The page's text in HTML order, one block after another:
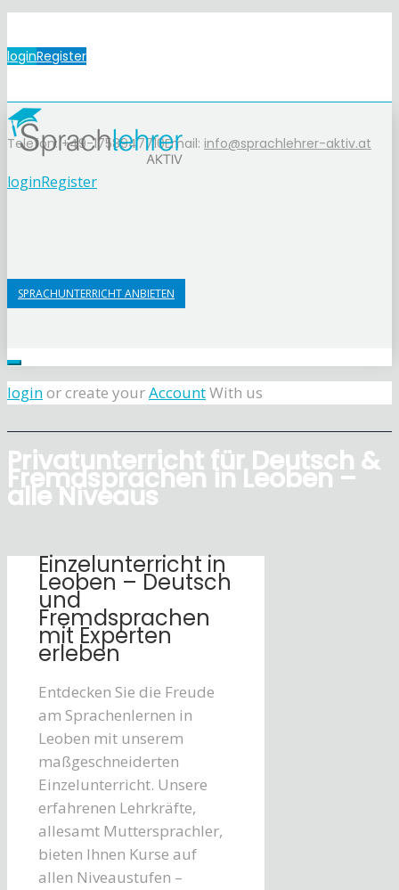
loginRegister
Telefon: +49-1758947710Email: info@sprachlehrer-aktiv.at
loginRegister
SPRACHUNTERRICHT ANBIETEN
loginor create yourAccountWith us
Privatunterricht für Deutsch &
Fremdsprachen in Leoben –
alle Niveaus
Einzelunterricht in
Leoben – Deutsch
und
Fremdsprachen
mit Experten
erleben
Entdecken Sie die Freude
am Sprachenlernen in
Leoben mit unserem
maßgeschneiderten
Einzelunterricht. Unsere
erfahrenen Lehrkräfte,
allesamt Muttersprachler,
bieten Ihnen Kurse auf
allen Niveaustufen –